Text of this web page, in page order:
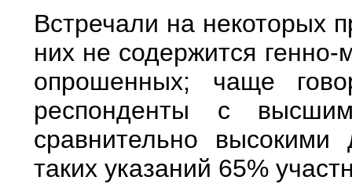
Встречали на некоторых
них не содержится
опрошенных; чаще
респонденты с
сравнительно
таких указаний 65%